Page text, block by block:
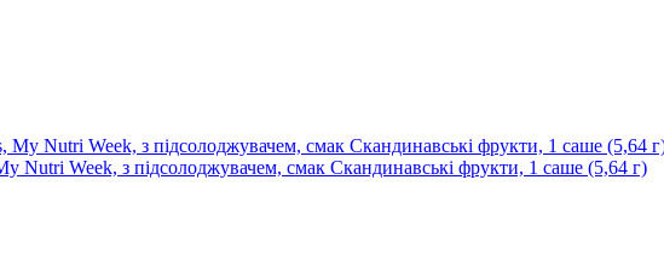
Nutri Week, з підсолоджувачем, смак Скандинавські фрукти, 1 саше (5,64 г)